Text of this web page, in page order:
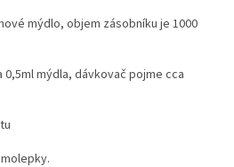
mýdlo, objem zásobníku je 1000
mýdla, dávkovač pojme cca